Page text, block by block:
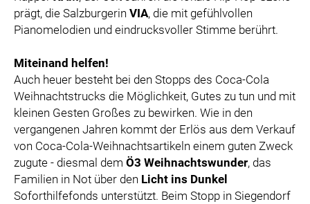
prägt, die Salzburgerin VIA, die mit gefühlvollen
Pianomelodien und eindrucksvoller Stimme berührt.
Miteinand helfen!
Auch heuer besteht bei den Stopps des Coca-Cola
Weihnachtstrucks die Möglichkeit, Gutes zu tun und mit
kleinen Gesten Großes zu bewirken. Wie in den
vergangenen Jahren kommt der Erlös aus dem Verkauf
von Coca-Cola-Weihnachtsartikeln einem guten Zweck
zugute - diesmal dem Ö3 Weihnachtswunder, das
Familien in Not über den Licht ins Dunkel
Soforthilfefonds unterstützt. Beim Stopp in Siegendorf